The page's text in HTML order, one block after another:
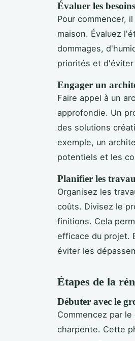
Évaluer les
Pour commencer,
maison. Évaluez
dommages,
priorités et d'éviter
Engager un
Faire appel à un
approfondie. Un
des solutions
exemple, un
potentiels et les
Planifier les
Organisez les
coûts. Divisez le
finitions. Cela
efficace du projet.
éviter les
Étapes de la
Débuter avec le
Commencez par le
charpente. Cette